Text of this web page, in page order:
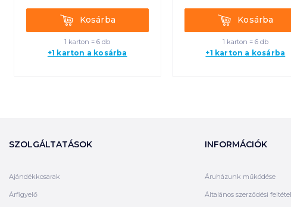
KosárbaKosárba
1 karton = 6 db
+1 karton a kosárba
KosárbaKosárba
1 karton = 6 db
+1 karton a kosárba
SZOLGÁLTATÁSOK
Ajándékkosarak
Árfigyelő
INFORMÁCIÓK
Áruházunk működése
Általános szerződési